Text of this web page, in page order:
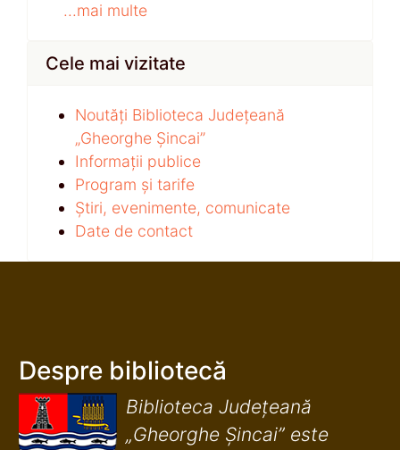
...mai multe
Cele mai vizitate
Noutăți Biblioteca Județeană
„Gheorghe Șincai”
Informații publice
Program și tarife
Știri, evenimente, comunicate
Date de contact
Despre bibliotecă
Biblioteca Județeană
„Gheorghe Șincai” este